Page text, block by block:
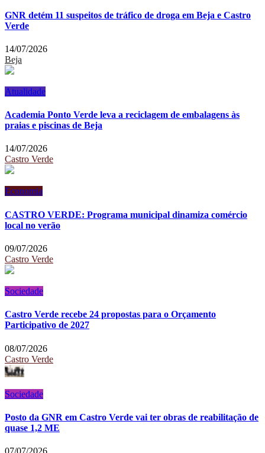
GNR detém 11 suspeitos de tráfico de droga em Beja e Castro
Verde
14/07/2026
Beja
Atualidade
Academia Ponto Verde leva a reciclagem de embalagens às
praias e piscinas de Beja
14/07/2026
Castro Verde
Economia
CASTRO VERDE: Programa municipal dinamiza comércio
local no verão
09/07/2026
Castro Verde
Sociedade
Castro Verde recebe 24 propostas para o Orçamento
Participativo de 2027
08/07/2026
Castro Verde
Sociedade
Posto da GNR em Castro Verde vai ter obras de reabilitação de
quase 1,2 ME
07/07/2026